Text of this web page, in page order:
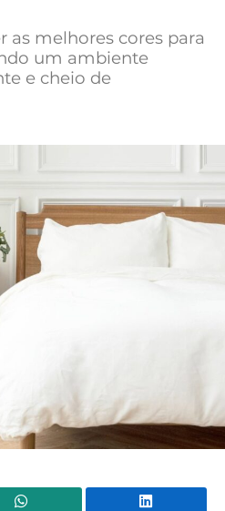
as melhores cores para
um ambiente
e cheio de
WhatsApp